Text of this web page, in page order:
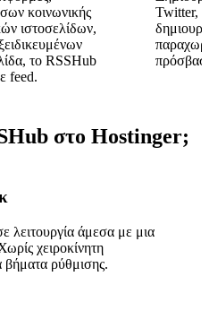
κοινωνικής
ιστοσελίδων,
το RSSHub
feed.
Twitter,
στο Hostinger;
λειτουργία άμεσα με μια
χειροκίνητη
ρύθμισης.